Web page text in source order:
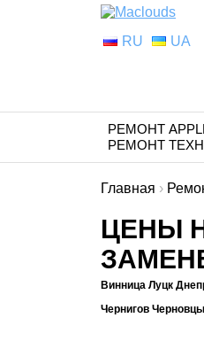
RU UA
РЕМОНТ
РЕМОНТ
Главная ›
ЦЕНЫ
Винница Луцк
Чернигов